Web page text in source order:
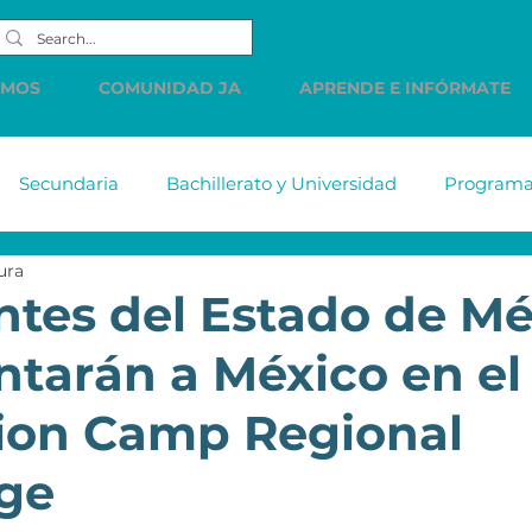
COMUNIDAD JA APRENDE E INFÓRMATE
Secundaria Bachillerato y Universidad
HSBC Western Union LINDE PREC
del Estado de
a México en el
Camp Regional